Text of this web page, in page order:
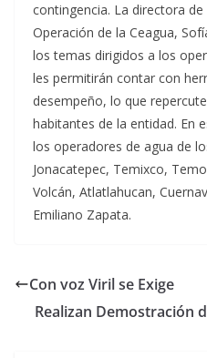
contingencia. La directora
Operación de la Ceagua,
los temas dirigidos a los
les permitirán contar con
desempeño, lo que
habitantes de la entidad. En
los operadores de agua de
Jonacatepec, Temixco,
Volcán, Atlatlahucan,
Emiliano Zapata.
Con voz Viril se Exige
Realizan Demostración